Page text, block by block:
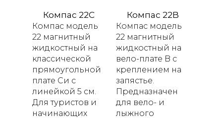
Компас 22C
Компас модель
22 магнитный
жидкостный на
классической
прямоугольной
плате Cи c
линейкой 5 см.
Для туристов и
начинающих
Компас 22B
Компас модель
22 магнитный
жидкостный на
вело-плате B с
креплением на
запястье.
Предназначен
для вело- и
лыжного